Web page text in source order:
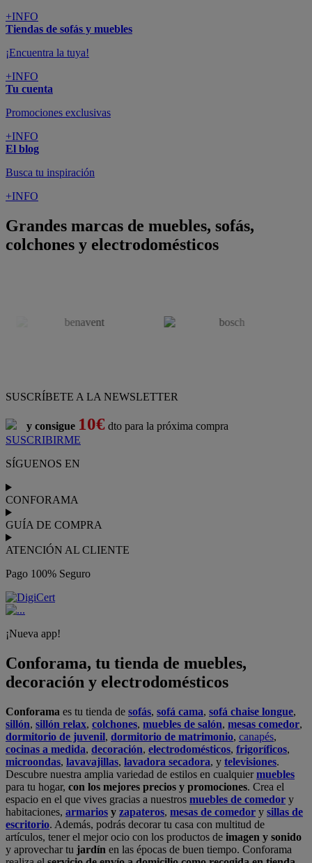
+INFO
Tiendas de sofás y muebles
¡Encuentra la tuya!
+INFO
Tu cuenta
Promociones exclusivas
+INFO
El blog
Busca tu inspiración
+INFO
Grandes marcas de muebles, sofás,
colchones y electrodomésticos
SUSCRÍBETE A LA NEWSLETTER
y consigue 10€ dto para la próxima compra
SUSCRIBIRME
SÍGUENOS EN
CONFORAMA
GUÍA DE COMPRA
ATENCIÓN AL CLIENTE
Pago 100% Seguro
¡Nueva app!
Conforama, tu tienda de muebles,
decoración y electrodomésticos
Conforama es tu tienda de sofás, sofá cama, sofá chaise longue,
sillón, sillón relax, colchones, muebles de salón, mesas comedor,
dormitorio de juvenil, dormitorio de matrimonio, canapés,
cocinas a medida, decoración, electrodomésticos, frigoríficos,
microondas, lavavajillas, lavadora secadora, y televisiones.
Descubre nuestra amplia variedad de estilos en cualquiermuebles
para tu hogar, con los mejores precios y promociones. Crea el
espacio en el que vives gracias a nuestros muebles de comedor y
habitaciones, armarios y zapateros, mesas de comedor y sillas de
escritorio. Además, podrás decorar tu casa con multitud de
artículos, tener el mejor ocio con los productos de imagen y sonido
y aprovechar tu jardín en las épocas de buen tiempo. Conforama